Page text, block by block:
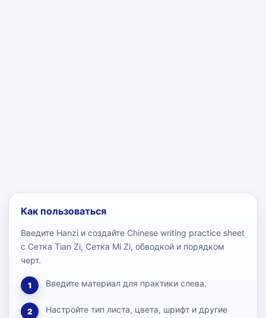
Как пользоваться
Введите Hanzi и создайте Chinese writing practice sheet
с Сетка Tian Zi, Сетка Mi Zi, обводкой и порядком
черт.
1 Введите материал для практики слева.
2
Настройте тип листа, цвета, шрифт и другие